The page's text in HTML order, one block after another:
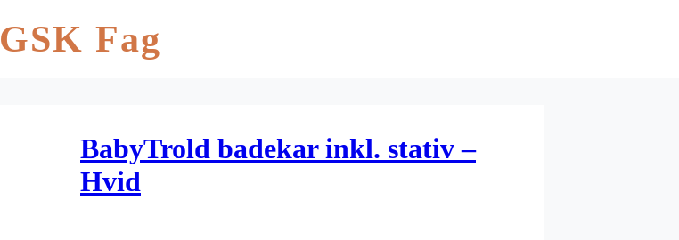
GSK Fag
BabyTrold badekar inkl. stativ –
Hvid